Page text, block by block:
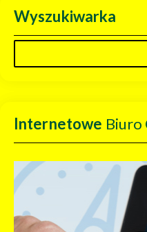
Wyszukiwarka
Internetowe Biuro